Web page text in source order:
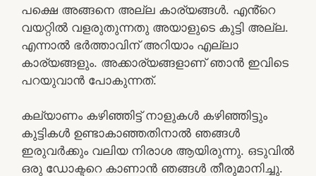
പക്ഷെ അങ്ങനെ അല്ല കാര്യങ്ങൾ. എൻ്റെ
വയറ്റിൽ വളരുതുന്നതു അയാളുടെ കുട്ടി അല്ല.
എന്നാൽ ഭർത്താവിന് അറിയാം എല്ലാ
കാര്യങ്ങളും. അക്കാര്യങ്ങളാണ് ഞാൻ ഇവിടെ
പറയുവാൻ പോകുന്നത്.
കല്യാണം കഴിഞ്ഞിട്ട് നാളുകൾ കഴിഞ്ഞിട്ടും
കുട്ടികൾ ഉണ്ടാകാഞ്ഞതിനാൽ ഞങ്ങൾ
ഇരുവർക്കും വലിയ നിരാശ ആയിരുന്നു. ഒടുവിൽ
ഒരു ഡോക്ടറെ കാണാൻ ഞങ്ങൾ തീരുമാനിച്ചു.